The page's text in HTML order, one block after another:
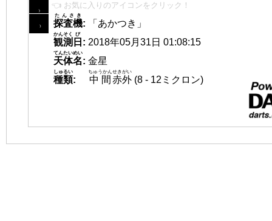
👈 お気に入りのアイコンをクリック！
探査機
たんさき
:
「あかつき」
観測
かんそく
日
び
: 2018年05月31日 01:08:15
天体名
てんたいめい
: 金星
種類
しゅるい
: 中間
ちゅうかん
赤外
せきがい
(8 - 12ミクロン)